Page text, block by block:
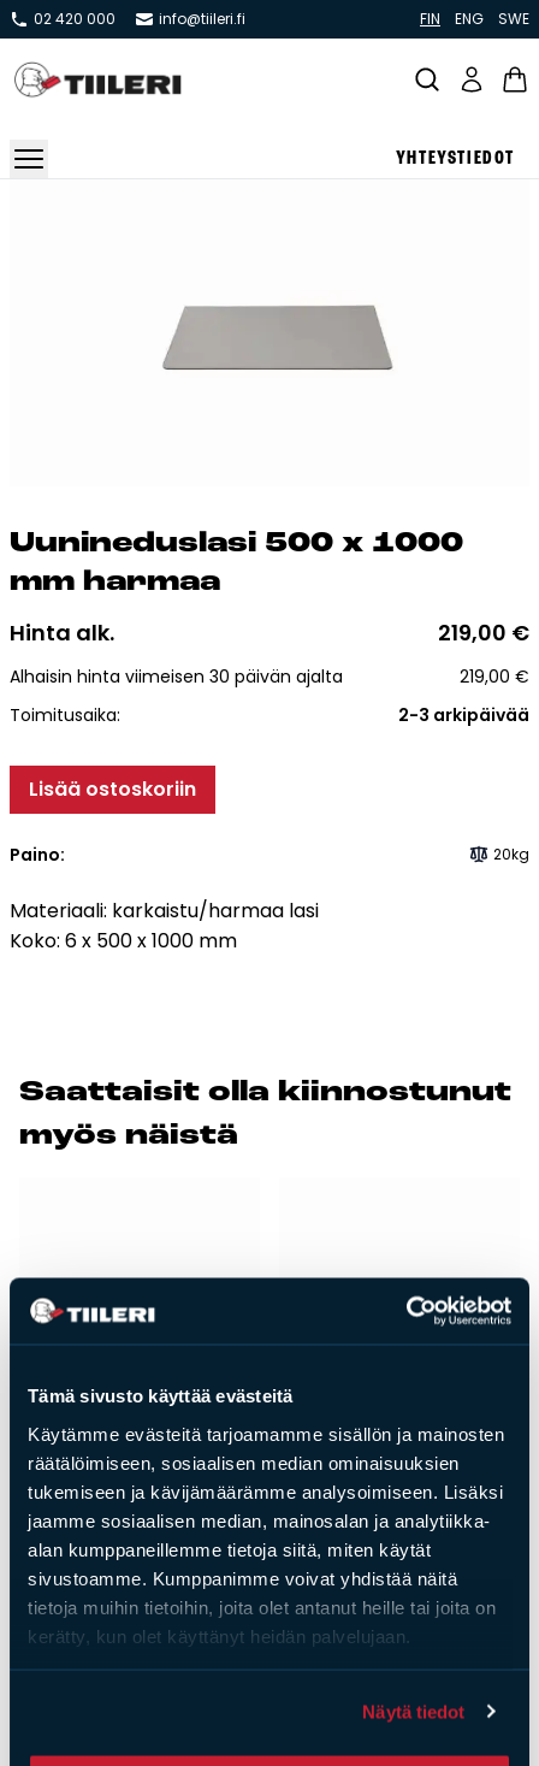
Tämä sivusto käyttää evästeitä
Käytämme evästeitä tarjoamamme sisällön ja mainosten
räätälöimiseen, sosiaalisen median ominaisuuksien
tukemiseen ja kävijämäärämme analysoimiseen. Lisäksi
jaamme sosiaalisen median, mainosalan ja analytiikka-
alan kumppaneillemme tietoja siitä, miten käytät
sivustoamme. Kumppanimme voivat yhdistää näitä
tietoja muihin tietoihin, joita olet antanut heille tai joita on
kerätty, kun olet käyttänyt heidän palvelujaan.
Näytä tiedot
02 420 000 info@tiileri.fi FIN ENG SWE
YHTEYSTIEDOT
Pönttö -ja kaakeliuunit
Leivin -ja lämpiöuunit
Esitteet, hinnastot ja ohjeet
Tiileri lasku
Kotikäynti
Tiilet ja tiililaatat
Tiililaatat
Tiilimuurauskannakejärjestelmät
Vastuullisuus
Tulisijatarvikkeet
Kiukaat ja kiuaskivet
Peruuta verkkokauppatilauksesi
Yhteystiedot
Uu­ni­ne­dus­la­si 500 x 1000
mm har­maa
Hinta alk. 219,00 €
Alhaisin hinta viimeisen 30 päivän ajalta 219,00 €
Toimitusaika:
2-3 arkipäivää
Lisää ostoskoriin
Paino: 20kg
Materiaali: karkaistu/harmaa lasi
Koko: 6 x 500 x 1000 mm
Saat­tai­sit ol­la kiin­nos­tu­nut
myös näis­tä
Uunineduslasi 500 x
1000 mm kirkas
Hinta149,00€
Uunineduspelti 400 x
1000 mm
mattamusta, TI-FA
Hinta 99,00